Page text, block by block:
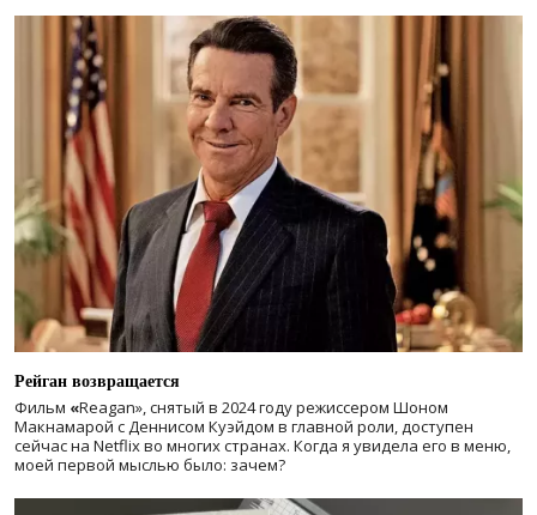
Рейган возвращается
Фильм «Reagan», снятый в 2024 годурежиссером Шоном
Макнамарой с Деннисом Куэйдом в главной роли, доступен
сейчас на Netflix во многих странах. Когда я увидела его в меню,
моей первой мыслью было: зачем?